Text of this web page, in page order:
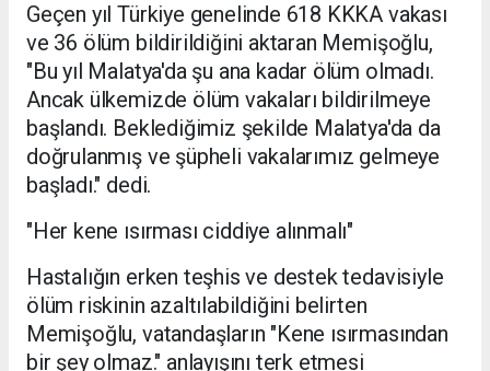
Geçen yıl Türkiye genelinde 618 KKKA vakası
ve 36 ölüm bildirildiğini aktaran Memişoğlu,
"Bu yıl Malatya'da şu ana kadar ölüm olmadı.
Ancak ülkemizde ölüm vakaları bildirilmeye
başlandı. Beklediğimiz şekilde Malatya'da da
doğrulanmış ve şüpheli vakalarımız gelmeye
başladı." dedi.
"Her kene ısırması ciddiye alınmalı"
Hastalığın erken teşhis ve destek tedavisiyle
ölüm riskinin azaltılabildiğini belirten
Memişoğlu, vatandaşların "Kene ısırmasından
bir şey olmaz." anlayışını terk etmesi